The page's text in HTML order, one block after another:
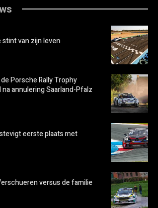
van zijn leven
Porsche Rally Trophy
annulering Saarland-Pfalz
eerste plaats met
versus de familie